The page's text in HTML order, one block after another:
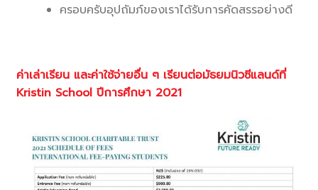
ครอบครับอุปถัมภ์ของเราได้รับการคัดสรรอย่างดี
ค่าเล่าเรียน และค่าใช้จ่ายอื่น ๆ เรียนต่อมัธยมนิวซีแลนด์ที่
Kristin School ปีการศึกษา 2021